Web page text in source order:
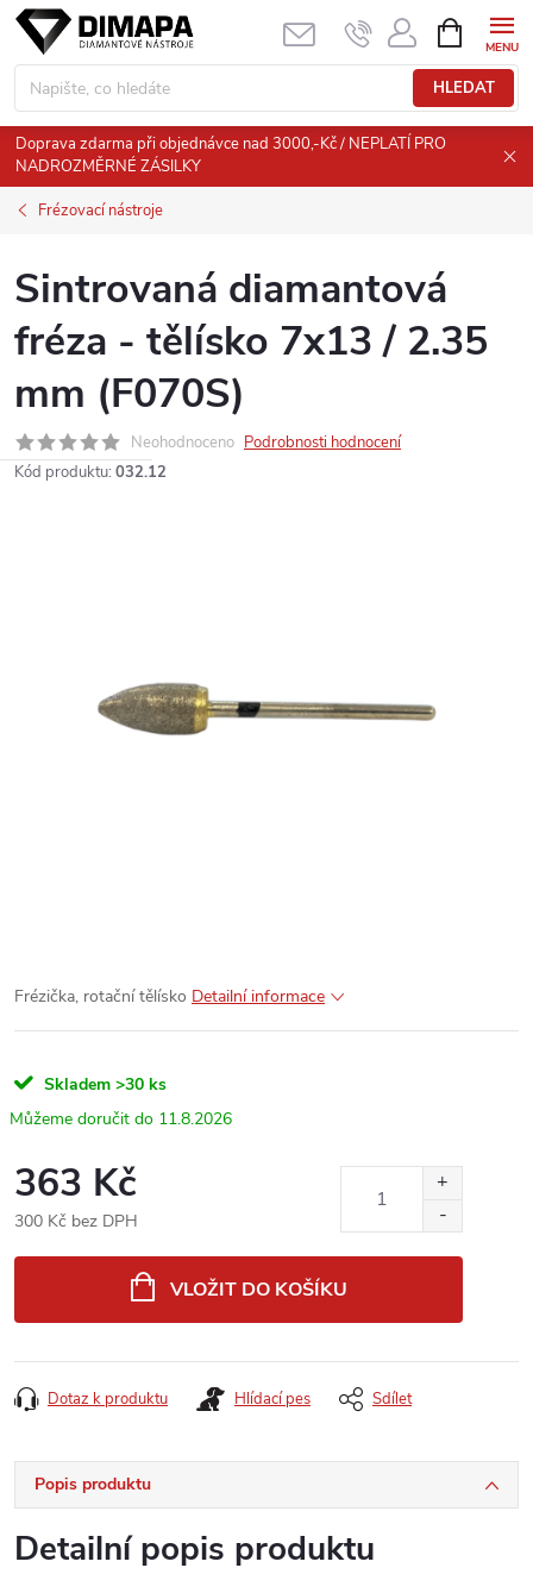
Přejít
obsah
HLEDAT
NÁKUPNÍ
KOŠÍK
Doprava zdarma při objednávce nad 3000,-Kč / NEPLATÍ PRO
NADROZMĚRNÉ ZÁSILKY
Frézovací nástroje
Sintrovaná diamantová
fréza - tělísko 7x13 / 2.35
mm (F070S)
Neohodnoceno Podrobnosti hodnocení
Kód produktu: 032.12
Frézička, rotační tělísko Detailní informace
Skladem >30 ks
11.8.2026
363 Kč
300 Kč bez DPH
VLOŽIT DO KOŠÍKU
Dotaz k produktu Hlídací pes Sdílet
Popis produktu
Detailní popis produktu